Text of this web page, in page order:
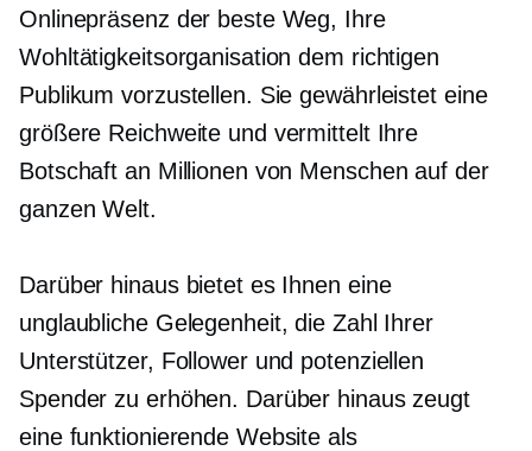
Onlinepräsenz der beste Weg, Ihre
Wohltätigkeitsorganisation dem richtigen
Publikum vorzustellen. Sie gewährleistet eine
größere Reichweite und vermittelt Ihre
Botschaft an Millionen von Menschen auf der
ganzen Welt.
Darüber hinaus bietet es Ihnen eine
unglaubliche Gelegenheit, die Zahl Ihrer
Unterstützer, Follower und potenziellen
Spender zu erhöhen. Darüber hinaus zeugt
eine funktionierende Website als